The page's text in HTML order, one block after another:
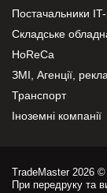
Постачальники
Складське
HoReCa
ЗМІ, Агенції,
Транспорт
Іноземні компанії
TradeMaster 2026 ©
При передруку та